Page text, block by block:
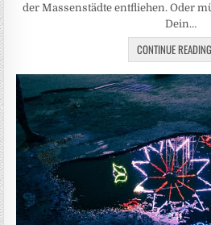
der Massenstädte entfliehen. Oder
Dein…
CONTINUE READING